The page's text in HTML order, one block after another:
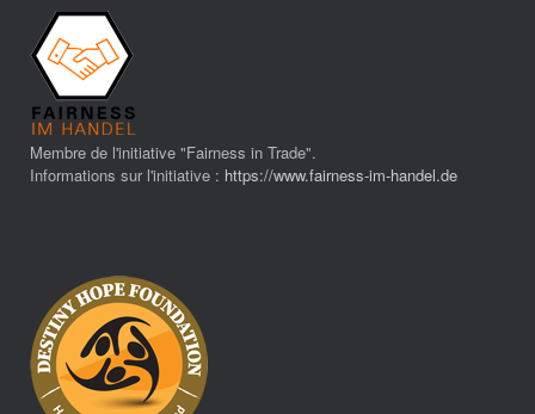
Membre de l'initiative "Fairness in Trade".
Informations sur l'initiative : https://www.fairness-im-handel.de